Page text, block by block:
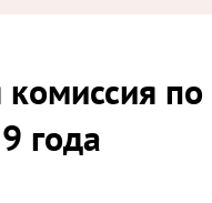
года